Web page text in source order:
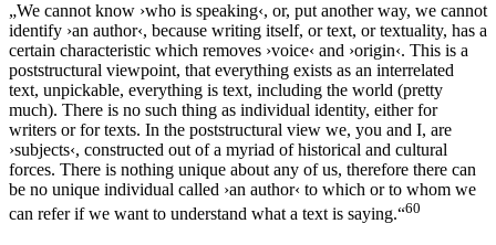
„We cannot know ›who is speaking‹, or, put another way, we cannot
identify ›an author‹, because writing itself, or text, or textuality, has a
certain characteristic which removes ›voice‹ and ›origin‹. This is a
poststructural viewpoint, that everything exists as an interrelated
text, unpickable, everything is text, including the world (pretty
much). There is no such thing as individual identity, either for
writers or for texts. In the poststructural view we, you and I, are
›subjects‹, constructed out of a myriad of historical and cultural
forces. There is nothing unique about any of us, therefore there can
be no unique individual called ›an author‹ to which or to whom we
can refer if we want to understand what a text is saying.“60